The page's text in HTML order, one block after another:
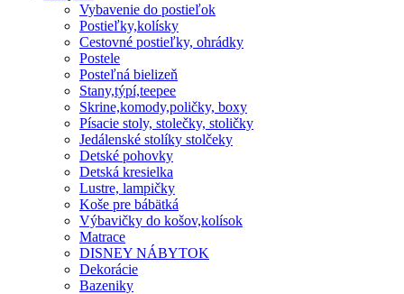
Vybavenie do postieľok
Postieľky,kolísky
Cestovné postieľky, ohrádky
Postele
Posteľná bielizeň
Stany,týpí,teepee
Skrine,komody,poličky, boxy
Písacie stoly, stolečky, stoličky
Jedálenské stolíky stolčeky
Detské pohovky
Detská kresielka
Lustre, lampičky
Koše pre bábätká
Výbavičky do košov,kolísok
Matrace
DISNEY NÁBYTOK
Dekorácie
Bazeniky